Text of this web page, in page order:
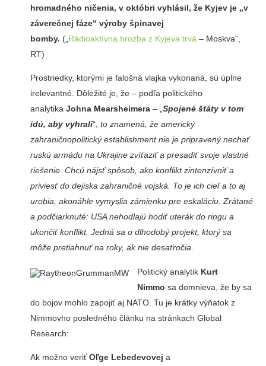
hromadného ničenia, v októbri vyhlásil, že Kyjev je „v
záverečnej fáze“ výroby špinavej
bomby. („ Rádioaktívna hrozba z Kyjeva trvá – Moskva“,
RT)
Prostriedky, ktorými je falošná vlajka vykonaná, sú úplne
irelevantné. Dôležité je, že – podľa politického
analytika Johna Mearsheimera– „ Spojené štáty v tom
idú, aby vyhrali“, to znamená, že americký
zahraničnopolitický establishment nie je pripravený nechať
ruskú armádu na Ukrajine zvíťaziť a presadiť svoje vlastné
riešenie. Chcú nájsť spôsob, ako konflikt zintenzívniť a
priviesť do dejiska zahraničné vojská. To je ich cieľ a to aj
urobia, akonáhle vymyslia zámienku pre eskaláciu. Zrátané
a podčiarknuté: USA nehodlajú hodiť uterák do ringu a
ukončiť konflikt. Jedná sa o dlhodobý projekt, ktorý sa
môže pretiahnuť na roky, ak nie desaťročia
Politický analytik Kurt
Nimmo sa domnieva, že by sa
do bojov mohlo zapojiť aj NATO. Tu je krátky výňatok z
Nimmovho posledného článku na stránkach Global
Research:
Ak možno veriťOľge Lebedevovej a